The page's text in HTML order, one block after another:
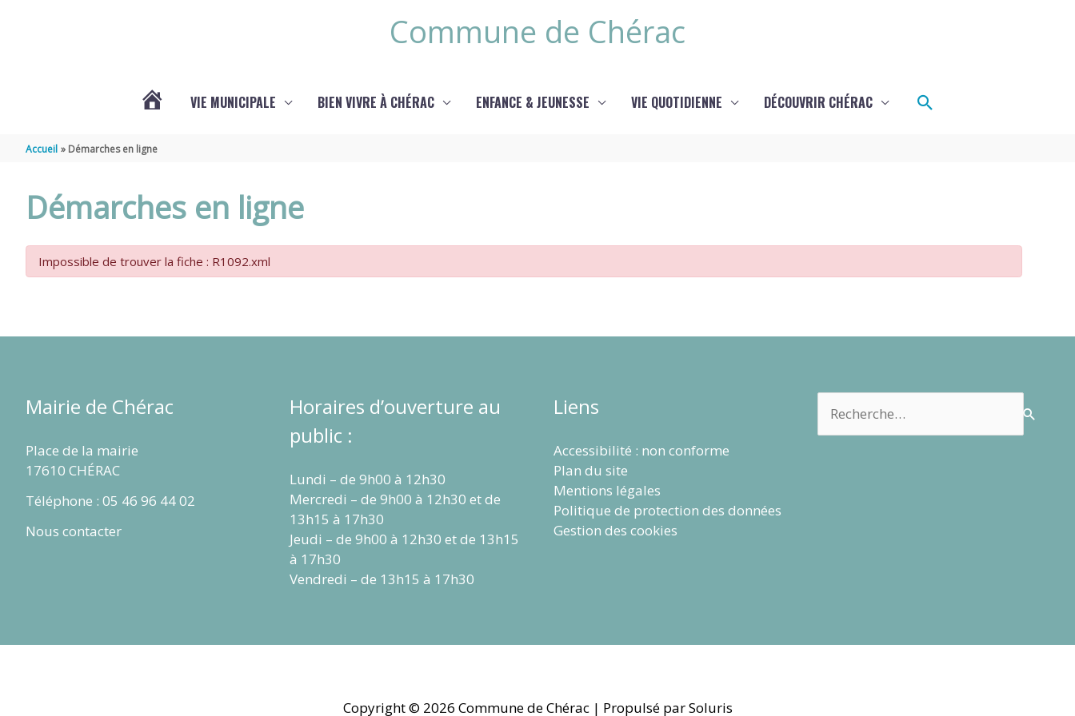
Commune de Chérac
VIE MUNICIPALE BIEN VIVRE À CHÉRAC ENFANCE & JEUNESSE VIE QUOTIDIENNE DÉCOUVRIR CHÉRAC Rechercher
Accueil Démarches en ligne
Démarches en ligne
Impossible de trouver la fiche : R1092.xml
Mairie de Chérac
Place de la mairie
17610 CHÉRAC
Téléphone : 05 46 96 44 02
Nous contacter
Horaires d’ouverture au
public :
Lundi – de 9h00 à 12h30
Mercredi – de 9h00 à 12h30 et de
13h15 à 17h30
Jeudi – de 9h00 à 12h30 et de 13h15
à 17h30
Vendredi – de 13h15 à 17h30
Liens
Accessibilité : non conforme
Plan du site
Mentions légales
Politique de protection des données
Gestion des cookies
Copyright © 2026 Commune de Chérac| Propulsé par Soluris